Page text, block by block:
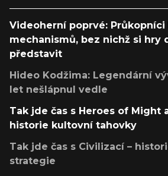
Videoherní poprvé: Průkopníci
mechanismů, bez nichž si hry
představit
Hideo Kodžima: Legendární
let nešlápnul vedle
Tak jde čas s Heroes of Might
historie kultovní tahovky
Tak jde čas s Civilizací –
strategie